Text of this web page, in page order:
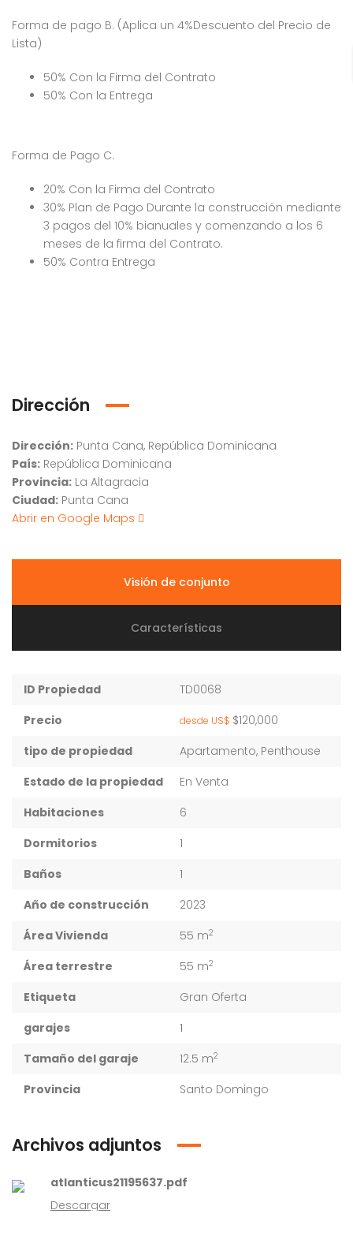
Forma de pago B. (Aplica un 4%Descuento del Precio de
Lista)
50% Con la Firma del Contrato
50% Con la Entrega
Forma de Pago C.
20% Con la Firma del Contrato
30% Plan de Pago Durante la construcción mediante
3 pagos del 10% bianuales y comenzando a los 6
meses de la firma del Contrato.
50% Contra Entrega
Dirección
Dirección: Punta Cana, República Dominicana
País: República Dominicana
Provincia: La Altagracia
Ciudad: Punta Cana
Abrir en Google Maps
Visión de conjunto
Características
ID Propiedad
TD0068
Precio
desde US$ $120,000
tipo de propiedad
Apartamento, Penthouse
Estado de la propiedad
En Venta
Habitaciones
6
Dormitorios
1
Baños
1
Año de construcción
2023
Área Vivienda
55 m2
Área terrestre 55 m2
Etiqueta
Gran Oferta
garajes
1
Tamaño del garaje
12.5 m2
Provincia Santo Domingo
Archivos adjuntos
atlanticus21195637.pdf
Descargar